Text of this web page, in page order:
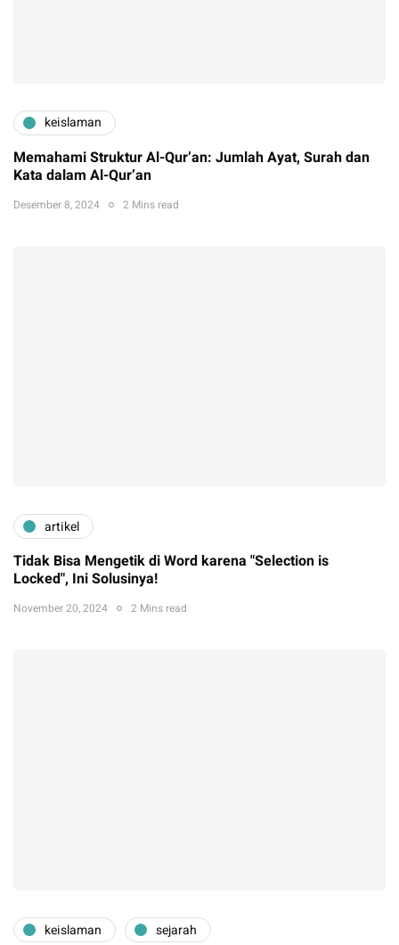
keislaman
Memahami Struktur Al-Qur’an: Jumlah Ayat, Surah dan
Kata dalam Al-Qur’an
Desember 8, 2024 2 Mins read
artikel
Tidak Bisa Mengetik di Word karena "Selection is
Locked", Ini Solusinya!
November 20, 2024 2 Mins read
keislaman sejarah